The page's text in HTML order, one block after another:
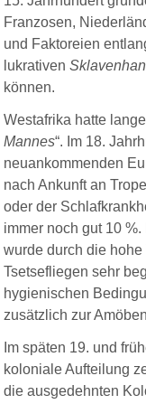
Franzosen,
und Faktoreien
lukrativen
können.
Westafrika hatte
Mannes“. Im 18.
neuankommenden
nach Ankunft an
oder der
immer noch gut 10
wurde durch die
Tsetsefliegen sehr
hygienischen
zusätzlich zur
Imspäten 19. und
kolonialeAufteilung
dieausgedehnten